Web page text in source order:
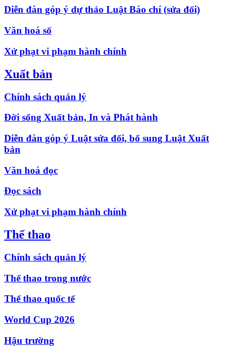
Diễn đàn góp ý dự thảo Luật Báo chí (sửa đổi)
Văn hoá số
Xử phạt vi phạm hành chính
Xuất bản
Chính sách quản lý
Đời sống Xuất bản, In và Phát hành
Diễn đàn góp ý Luật sửa đổi, bổ sung Luật Xuất
bản
Văn hoá đọc
Đọc sách
Xử phạt vi phạm hành chính
Thể thao
Chính sách quản lý
Thể thao trong nước
Thể thao quốc tế
World Cup 2026
Hậu trường